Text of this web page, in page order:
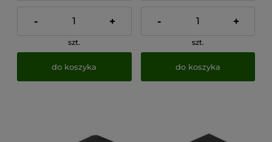
- +
szt.
do koszyka
- +
szt.
do koszyka